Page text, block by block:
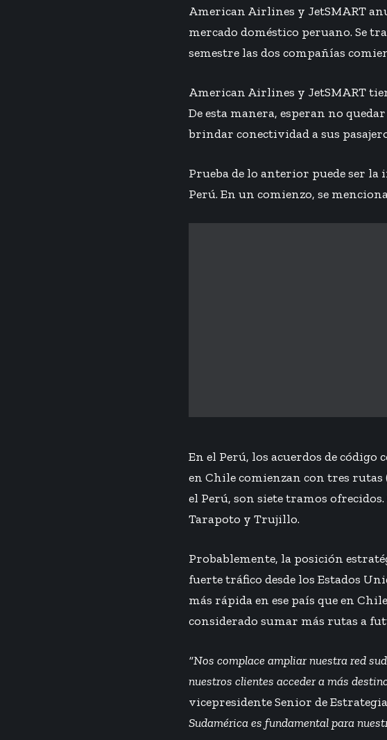
American Airlines y JetSMART
mercado doméstico peruano. Se
semestre las dos compañías
American Airlines y JetSMART
De esta manera, esperan no
brindar conectividad a sus
Prueba de lo anterior puede ser
Perú. En un comienzo, se
En el Perú, los acuerdos de
en Chile comienzan con tres rutas
el Perú, son siete tramos
Tarapoto y Trujillo.
Probablemente, la posición
fuerte tráfico desde los Estados
más rápida en ese país que en
considerado sumar más rutas a
“Nos complace ampliar nuestra red
nuestros clientes acceder a más
vicepresidente Senior de
Sudamérica es fundamental para